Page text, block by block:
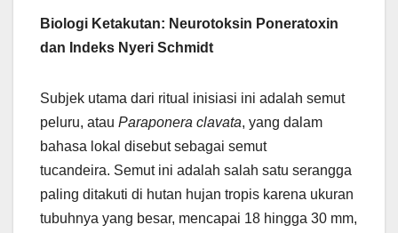
Biologi Ketakutan: Neurotoksin Poneratoxin
dan Indeks Nyeri Schmidt
Subjek utama dari ritual inisiasi ini adalah semut
peluru, atau Paraponera clavata, yang dalam
bahasa lokal disebut sebagai semut
tucandeira. Semut ini adalah salah satu serangga
paling ditakuti di hutan hujan tropis karena ukuran
tubuhnya yang besar, mencapai 18 hingga 30 mm,